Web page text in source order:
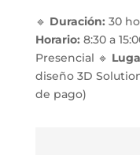
🔹 Duración: 30
Horario: 8:30 a
Presencial 🔹
diseño 3D
de pago)